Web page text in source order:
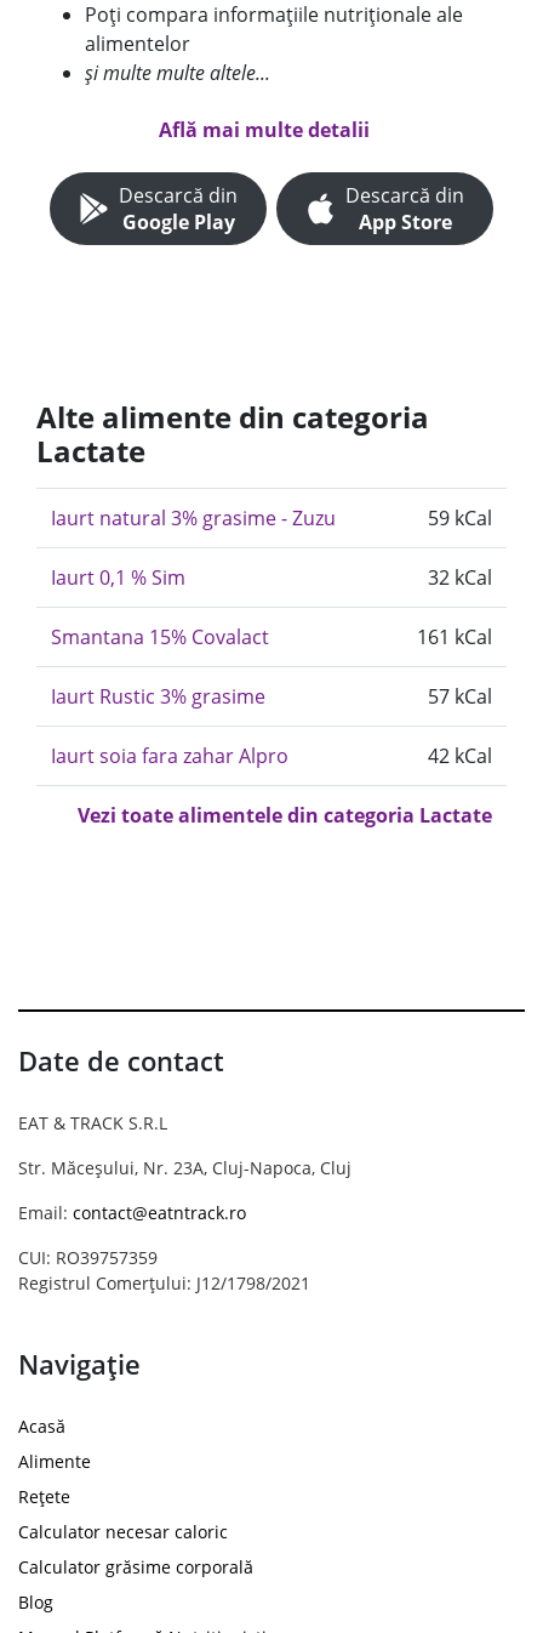
Poți compara informațiile nutriționale ale
alimentelor
și multe multe altele...
Află mai multe detalii
Descarcă din
Google Play
Descarcă din
App Store
Alte alimente din categoria
Lactate
Iaurt natural 3% grasime - Zuzu 59 kCal
Iaurt 0,1 % Sim 32 kCal
Smantana 15% Covalact 161 kCal
Iaurt Rustic 3% grasime 57 kCal
Iaurt soia fara zahar Alpro 42 kCal
Vezi toate alimentele din categoria Lactate
Date de contact
EAT & TRACK S.R.L
Str. Măceșului, Nr. 23A, Cluj-Napoca, Cluj
Email: contact@eatntrack.ro
CUI: RO39757359
Registrul Comerțului: J12/1798/2021
Navigație
Acasă
Alimente
Rețete
Calculator necesar caloric
Calculator grăsime corporală
Blog